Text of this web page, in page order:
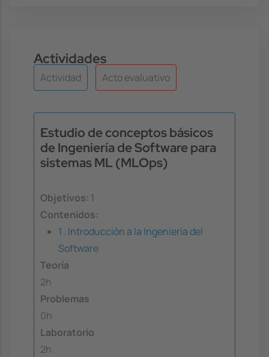
Actividades
Actividad Acto evaluativo
Estudio de conceptos básicos
de Ingeniería de Software para
sistemas ML (MLOps)
Objetivos: 1
Contenidos:
1 . Introducción a la Ingeniería del
Software
Teoría
2h
Problemas
0h
Laboratorio
2h